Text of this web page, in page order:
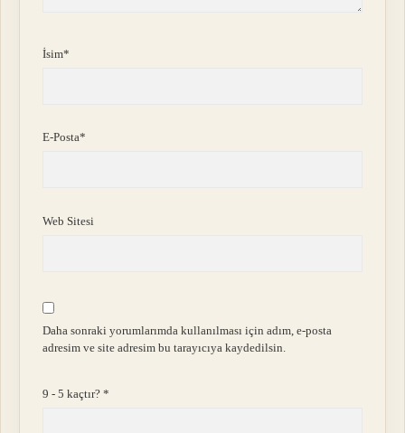
İsim*
E-Posta*
Web Sitesi
Daha sonraki yorumlarımda kullanılması için adım, e-posta
adresim ve site adresim bu tarayıcıya kaydedilsin.
9 - 5 kaçtır?*